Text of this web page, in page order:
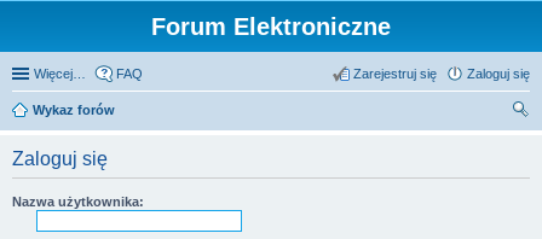
Forum Elektroniczne
Więcej… FAQ Zaloguj się
Zarejestruj się
Wykaz forów
Zaloguj się
Nazwa użytkownika: